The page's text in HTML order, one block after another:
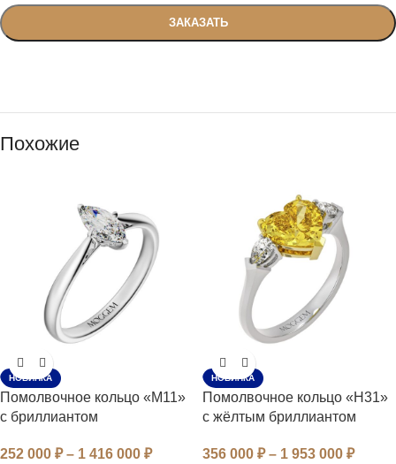
ЗАКАЗАТЬ
Похожие
НОВИНКА
Помолвочное кольцо «M11»
с бриллиантом
252 000 ₽ – 1 416 000 ₽
НОВИНКА
Помолвочное кольцо «H31»
с жёлтым бриллиантом
356 000 ₽ – 1 953 000 ₽